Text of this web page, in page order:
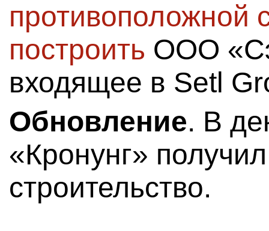
противоположной
построить ООО
входящее в Setl
Обновление. В
«Кронунг»
строительство.